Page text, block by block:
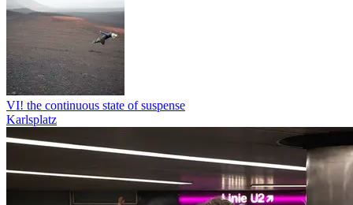
VI! the continuous state of suspense
Karlsplatz